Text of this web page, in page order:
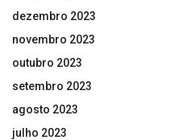
dezembro 2023
novembro 2023
outubro 2023
setembro 2023
agosto 2023
julho 2023